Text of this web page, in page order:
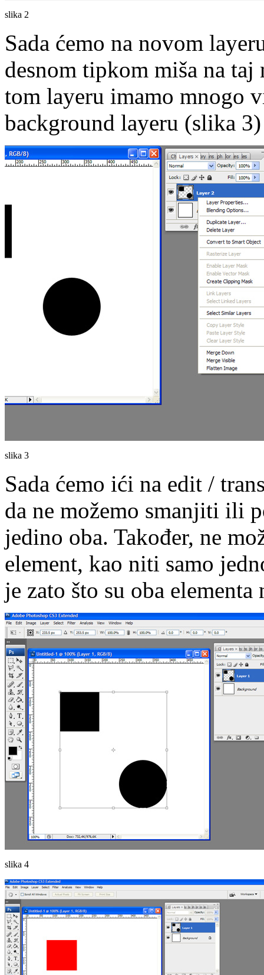
slika 2
Sada ćemo na novom
desnom tipkom miša na
tom layeru imamo mnogo
background layeru (slika 3)
slika 3
Sada ćemo ići na edit /
da ne možemo smanjiti ili
jedino oba. Također, ne
element, kao niti samo
je zato što su oba
slika 4